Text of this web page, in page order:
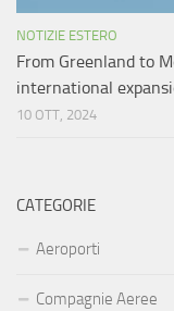
NOTIZIE ESTERO
From Greenland to
international
10 OTT, 2024
CATEGORIE
Aeroporti
Compagnie Aeree